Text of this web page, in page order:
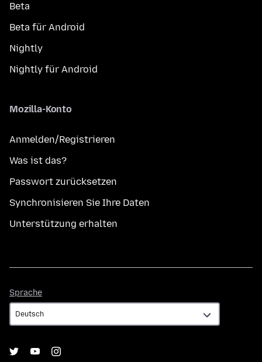
Beta
Beta für Android
Nightly
Nightly für Android
Mozilla-Konto
Anmelden/Registrieren
Was ist das?
Passwort zurücksetzen
Synchronisieren Sie Ihre Daten
Unterstützung erhalten
Sprache